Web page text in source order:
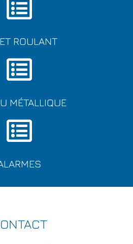
ROULANT
MÉTALLIQUE